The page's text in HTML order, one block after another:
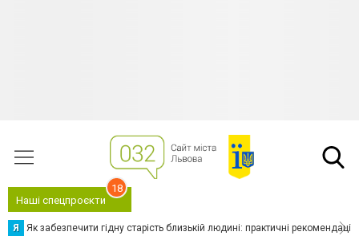
Наші спецпроєкти
18
Я Як забезпечити гідну старість близькій людині: практичні рекомендації